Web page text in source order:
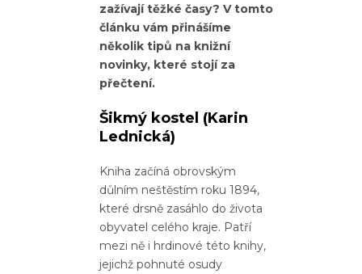
zažívají těžké časy? V tomto
článku vám přinášíme
několik tipů na knižní
novinky, které stojí za
přečtení.
Šikmý kostel (Karin
Lednická)
Kniha začíná obrovským
důlním neštěstím roku 1894,
které drsně zasáhlo do života
obyvatel celého kraje. Patří
mezi ně i hrdinové této knihy,
jejichž pohnuté osudy